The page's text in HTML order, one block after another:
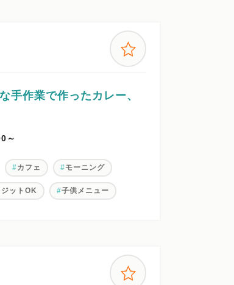
手作業で作ったカレー、
～
カフェ モーニング
ジットOK 子供メニュー